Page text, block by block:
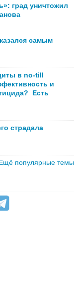
град уничтожил
самым
в no-till
и
Есть
страдала
популярные темы